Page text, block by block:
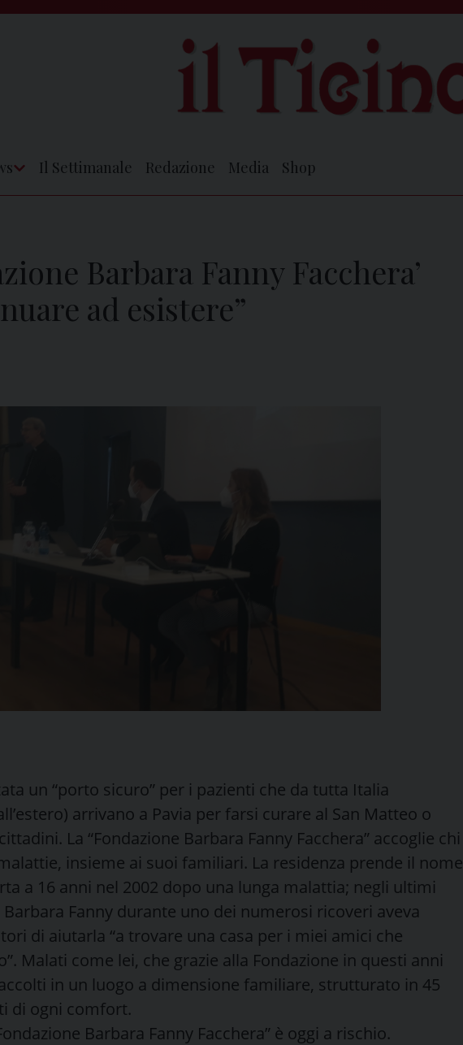
Il Settimanale Redazione Media Shop
Barbara Fanny Facchera’
ad esistere”
un “porto sicuro” per i pazienti che da tutta Italia
arrivano a Pavia per farsi curare al San Matteo o
La “Fondazione Barbara Fanny Facchera” accoglie chi
insieme ai suoi familiari. La residenza prende il nome
a 16 anni nel 2002 dopo una lunga malattia; negli ultimi
Fanny durante uno dei numerosi ricoveri aveva
di aiutarla “a trovare una casa per i miei amici che
Malati come lei, che grazie alla Fondazione in questi anni
in un luogo a dimensione familiare, strutturato in 45
di ogni comfort.
Barbara Fanny Facchera” è oggi a rischio.